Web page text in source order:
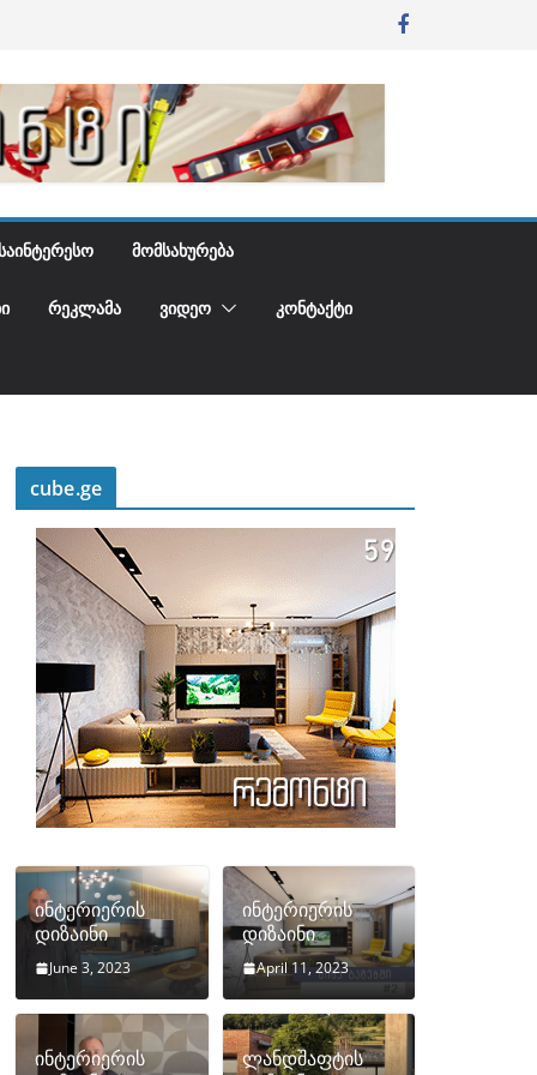
ᲡᲐᲘᲜᲢᲔᲠᲔᲡᲝ ᲛᲝᲛᲡᲐᲮᲣᲠᲔᲑᲐ
ᲠᲔᲙᲚᲐᲛᲐ ᲕᲘᲓᲔᲝ ᲙᲝᲜᲢᲐᲥᲢᲘ
cube.ge
ინტერიერის
დიზაინი
June 3, 2023
ინტერიერის
დიზაინი
April 11, 2023
ინტერიერის
ლანდშაფტის